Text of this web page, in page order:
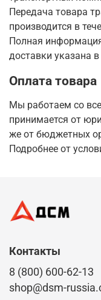
Передача товара
производится в
Полная
доставки указана
Оплата товара
Мы работаем со
принимается от
же от бюджетных
Подробнее от
Контакты
8 (800) 600-62-13
shop@dsm-